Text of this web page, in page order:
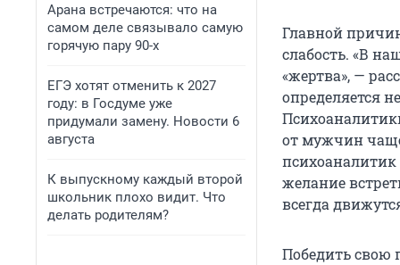
Арана встречаются: что на
самом деле связывало самую
горячую пару 90-х
ЕГЭ хотят отменить к 2027
году: в Госдуме уже
придумали замену. Новости 6
августа
К выпускному каждый второй
школьник плохо видит. Что
делать родителям?
Главной
слабость. «В
«жертва», —
определяется
от мужчин чаще
психоаналитик
желание
всегда
Победить свою